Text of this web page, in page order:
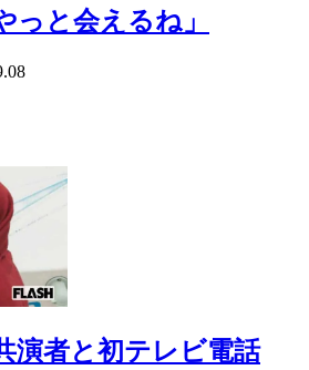
っと会えるね」
演者と初テレビ電話